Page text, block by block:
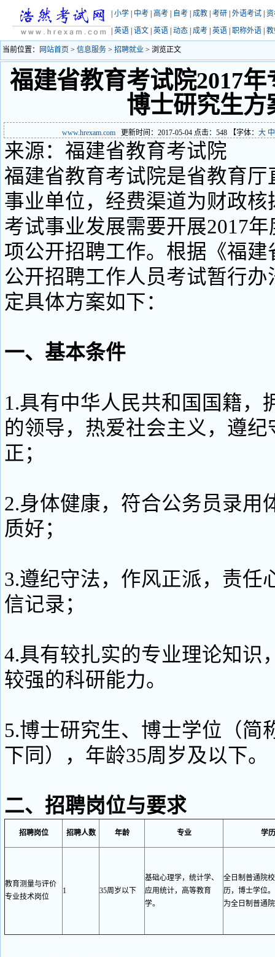
小学 中考 高考 自考 成教 考研 外语考试
英语 语文 英语 动态 成考 英语 职称外语
当前位置： 网站首页 > 信息服务 > 招聘就业 > 浏览正文
福建省教育考试院2017
博士研究生方
www.hrexam.com 更新时间：2017-05-04 点击： 548 【字体： 大 中
来源：福建省教育考试院
福建省教育考试院是省教育厅
事业单位，经费渠道为财政
考试事业发展需要开展2017
项公开招聘工作。根据《福
公开招聘工作人员考试暂行
定具体方案如下：
一、基本条件
1.具有中华人民共和国国籍，
的领导，热爱社会主义，遵纪
正；
2.身体健康，符合公务员录用
质好；
3.遵纪守法，作风正派，责任
信记录；
4.具有较扎实的专业理论知识
较强的科研能力。
5.博士研究生、博士学位（简
下同），年龄35周岁及以下。
二、招聘岗位与要求
招聘岗位 招聘人数 年龄 专业 学
教育测量与评价
专业技术岗位
1 35周岁以下
基础心理学，统计学、
应用统计，高等教育
学。
全日制普通院
历，博士学位
为全日制普通